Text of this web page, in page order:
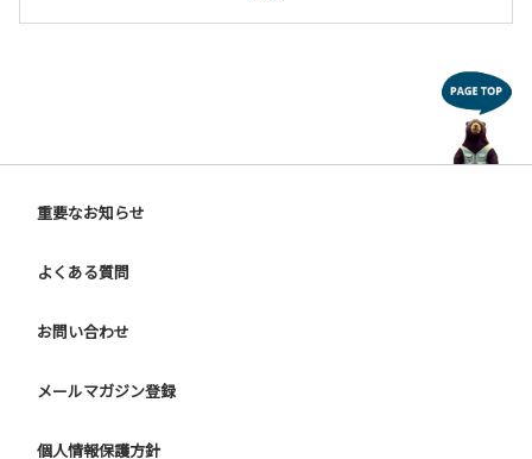
重要なお知らせ
よくある質問
お問い合わせ
メールマガジン登録
個人情報保護方針